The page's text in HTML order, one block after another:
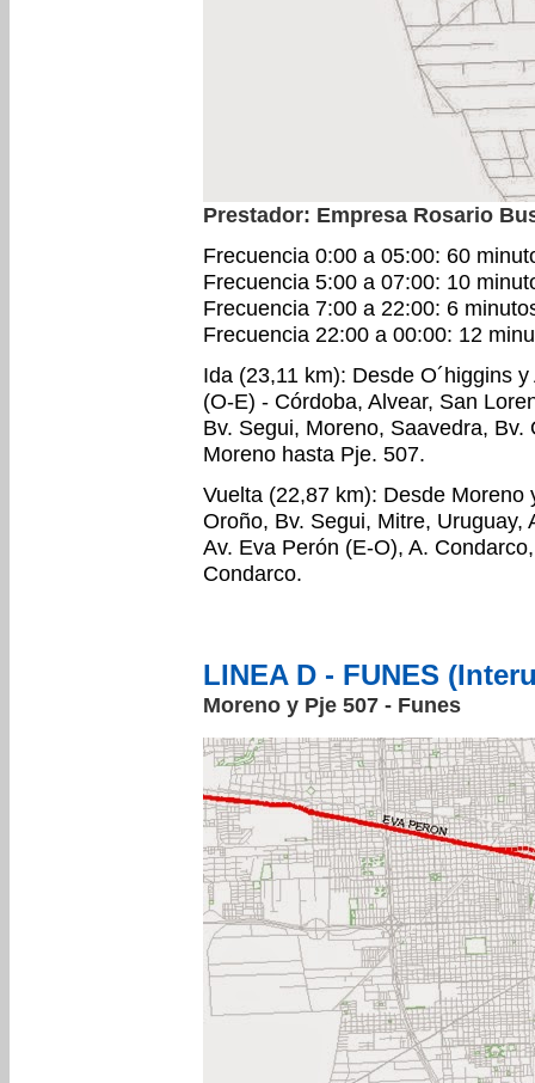
Prestador: Empresa Rosario
Frecuencia 0:00 a 05:00: 60
Frecuencia 5:00 a 07:00: 10
Frecuencia 7:00 a 22:00: 6
Frecuencia 22:00 a 00:00: 12
Ida (23,11 km): Desde O´higgins
(O-E) - Córdoba, Alvear, San
Bv. Segui, Moreno, Saavedra,
Moreno hasta Pje. 507.
Vuelta (22,87 km): Desde
Oroño, Bv. Segui, Mitre,
Av. Eva Perón (E-O), A.
Condarco.
LINEA D - FUNES
Moreno y Pje 507 - Funes